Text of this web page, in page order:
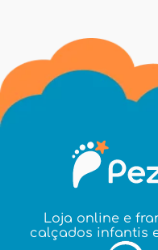
Loja online e
calçados infantis